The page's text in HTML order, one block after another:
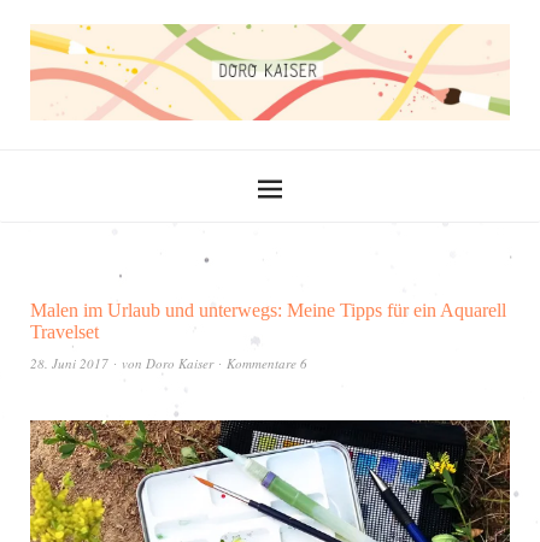
Malen im Urlaub und unterwegs: Meine Tipps für ein Aquarell
Travelset
28. Juni 2017 von Doro Kaiser Kommentare 6